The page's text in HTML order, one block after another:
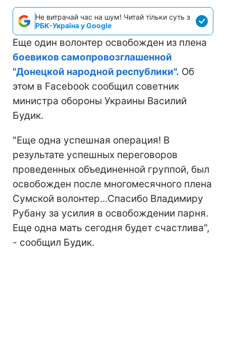
Не витрачай час на шум! Читай тільки суть з
РБК-Україна у Google
Еще один волонтер освобожден из плена
боевиков самопровозглашенной
"Донецкой народной республики". Об
этом в Facebook сообщил советник
министра обороны Украины Василий
Будик.
"Еще одна успешная операция! В
результате успешных переговоров
проведенных объединенной группой, был
освобожден после многомесячного плена
Сумской волонтер...Спасибо Владимиру
Рубану за усилия в освобождении парня.
Еще одна мать сегодня будет счастлива",
- сообщил Будик.